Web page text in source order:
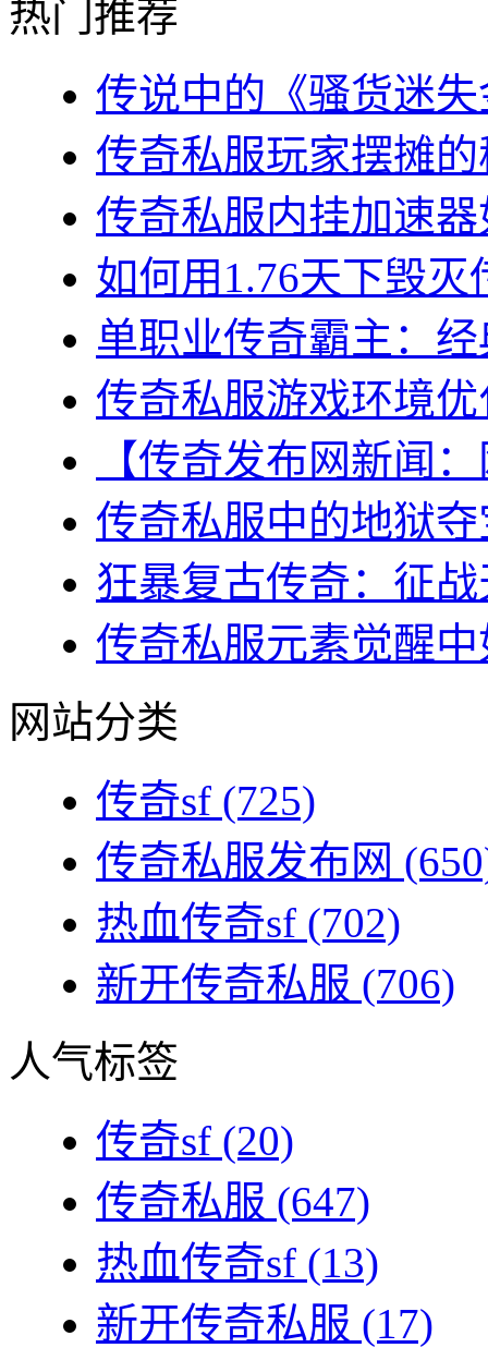
热门推荐
传说中的《骚货迷
传奇私服玩家摆摊
传奇私服内挂加速
如何用1.76天下毁灭
单职业传奇霸主：
传奇私服游戏环境
【传奇发布网新闻
传奇私服中的地狱
狂暴复古传奇：征
传奇私服元素觉醒
网站分类
传奇sf (725)
传奇私服发布网
热血传奇sf (702)
新开传奇私服 (706)
人气标签
传奇sf (20)
传奇私服 (647)
热血传奇sf (13)
新开传奇私服 (17)